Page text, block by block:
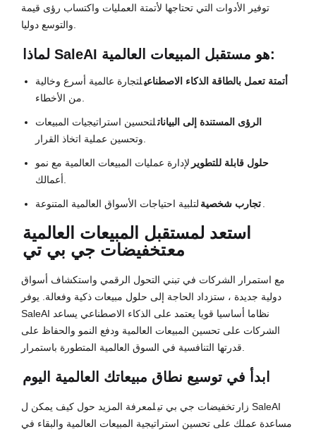
توفير الأدوات التي تحتاجها لأتمتة العمليات واكتساب رؤى قيمة
والتوسع دوليا.
لماذا SaleAI هو مستقبل المبيعات العالمية:
أتمتة تعمل بالطاقة الذكاء الاصطناعيلتجارة عالمية أسرع وخالية
من الأخطاء.
الرؤى المستندة إلى البياناتلتحسين استراتيجيات المبيعات
وتحسين عملية اتخاذ القرار.
حلول قابلة للتطوير لإدارة عمليات المبيعات العالمية مع نمو
أعمالك.
تجارب شخصيةلتلبية احتياجات الأسواق العالمية المتنوعة.
استعد لمستقبل المبيعات العالمية
معتخفيضات جي بي تي
مع استمرار الشركات في تبني التحول الرقمي واستكشاف أسواق
دولية جديدة ، ستزداد الحاجة إلى حلول مبيعات ذكية وفعالة. يوفر
SaleAI نظاما أساسيا قويا يعتمد على الذكاء الاصطناعي يساعد
الشركات على تحسين المبيعات العالمية ودفع النمو والحفاظ على
قدرتها التنافسية في السوق العالمية المتطورة باستمرار.
ابدأ في توسيع نطاق مبيعاتك العالمية اليوم
زار تخفيضات جي بي تيلمعرفة المزيد حول كيف يمكن ل SaleAI
مساعدة عملك على تحسين استراتيجية المبيعات العالمية والبقاء في